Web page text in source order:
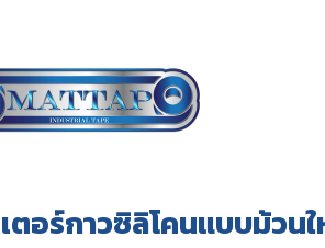
ตอร์กาวซิลิโคนแบบม้วน